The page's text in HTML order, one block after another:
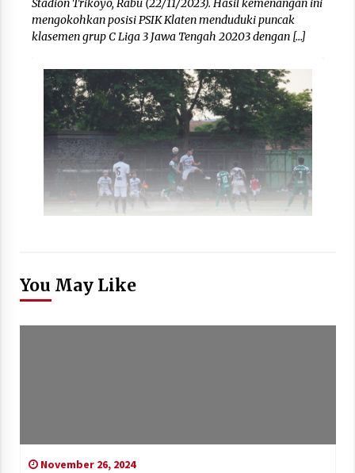
Stadion Trikoyo, Rabu (22/11/2023). Hasil kemenangan ini
mengokohkan posisi PSIK Klaten menduduki puncak
klasemen grup C Liga 3 Jawa Tengah 20203 dengan […]
You May Like
November 26, 2024